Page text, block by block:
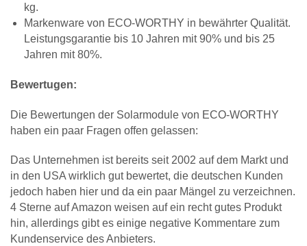
kg.
Markenware von ECO-WORTHY in bewährter Qualität.
Leistungsgarantie bis 10 Jahren mit 90% und bis 25
Jahren mit 80%.
Bewertugen:
Die Bewertungen der Solarmodule von ECO-WORTHY
haben ein paar Fragen offen gelassen:
Das Unternehmen ist bereits seit 2002 auf dem Markt und
in den USA wirklich gut bewertet, die deutschen Kunden
jedoch haben hier und da ein paar Mängel zu verzeichnen.
4 Sterne auf Amazon weisen auf ein recht gutes Produkt
hin, allerdings gibt es einige negative Kommentare zum
Kundenservice des Anbieters.